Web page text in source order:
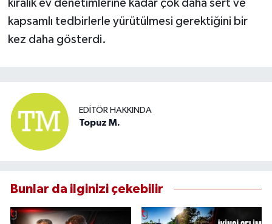
kiralık ev denetimlerine kadar çok daha sert ve
kapsamlı tedbirlerle yürütülmesi gerektiğini bir
kez daha gösterdi.
EDITÖR HAKKINDA
Topuz M.
Bunlar da ilginizi çekebilir